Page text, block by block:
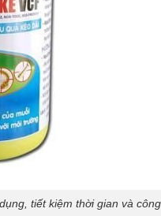
tiết kiệm thời gian và